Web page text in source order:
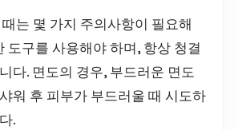
는 몇 가지 주의사항이 필요해
도구를 사용해야 하며, 항상 청결
다. 면도의 경우, 부드러운 면도
워 후 피부가 부드러울 때 시도하
.